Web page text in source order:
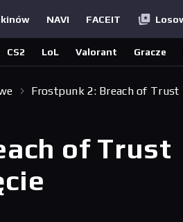
NAVI FACEIT
CS2 LoL Valorant Gracze
Frostpunk 2: Breach of Trust
of Trust